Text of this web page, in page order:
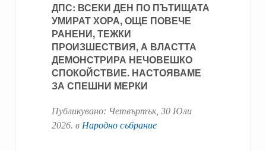
ДПС: ВСЕКИ ДЕН ПО ПЪТИЩАТА
УМИРАТ ХОРА, ОЩЕ ПОВЕЧЕ
РАНЕНИ, ТЕЖКИ
ПРОИЗШЕСТВИЯ, А ВЛАСТТА
ДЕМОНСТРИРА НЕЧОВЕШКО
СПОКОЙСТВИЕ. НАСТОЯВАМЕ
ЗА СПЕШНИ МЕРКИ
Публикувано: Четвъртък, 30 Юли
2026. в Народно събрание